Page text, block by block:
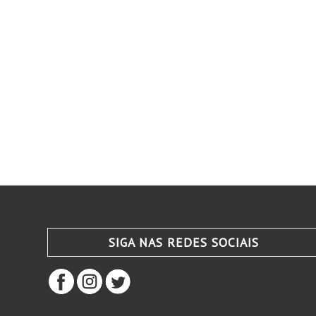
SIGA NAS REDES SOCIAIS